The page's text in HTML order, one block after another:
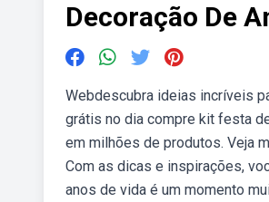
Decoração De
Webdescubra ideias incríveis
grátis no dia compre kit festa
em milhões de produtos. Veja
Com as dicas e inspirações,
anos de vida é um momento